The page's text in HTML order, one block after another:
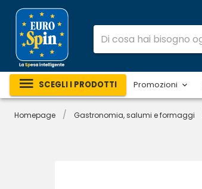
SCEGLI I PRODOTTI Promozioni
Homepage / Gastronomia, salumi e formaggi